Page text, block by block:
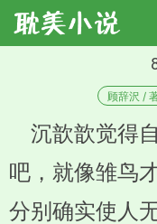
顾辞沢 /
沉歆歆觉得
吧，就像雏鸟
分别确实使人